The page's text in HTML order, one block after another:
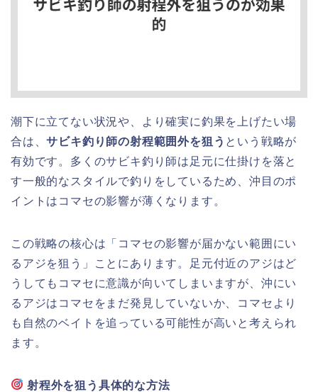
潮下に立てない状況や、より確実に釣果を上げたい場
合は、サビキ釣り師の射程範囲外を狙う という戦略が
有効です。多くのサビキ釣り師は足元に仕掛けを落と
す一般的なスタイルで釣りをしているため、沖目のポ
イントはコマセの影響が薄くなります。
この戦略の核心は「コマセの影響が届かない範囲にい
るアジを狙う」ことにあります。足元付近のアジはど
うしてもコマセに意識が向いてしまいますが、沖にい
るアジはコマセをまだ発見していないか、コマセより
も自然のベイトを追っている可能性が高いと考えられ
ます。
射程外を狙う具体的な方法